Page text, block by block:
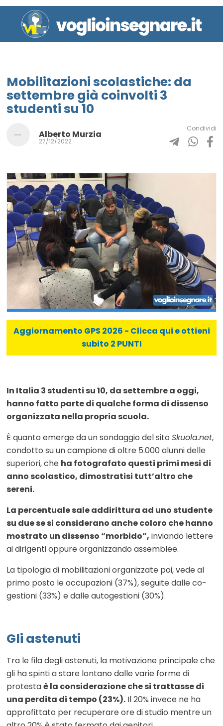
Mobilitazioni scolastiche: da
settembre già coinvolti 3
studenti su 10
Alberto Murzia
27/12/2022
Condividi
Aggiornamento GPS 2026 - Clicca qui e ottieni
subito 2 PUNTI
In Italia 3 studenti su 10, da settembre a oggi,
hanno fatto parte di qualche forma di dissenso
organizzata nella propria scuola.
È quanto emerge da un sondaggio del sito Skuola.net,
condotto su un campione di oltre 5.000 alunni delle
superiori, che ha fotografato questi primi mesi di
anno scolastico, dimostratisi tutt’altro che
sereni.
La percentuale sale addirittura ad uno studente
su due se si considerano anche coloro che hanno
mostrato un dissenso “morbido”, inviando lettere
ai dirigenti oppure organizzando assemblee.
La tipologia di mobilitazioni organizzate poi, vede al
primo posto le occupazioni (37%), seguite dalle co-
gestioni (33%) e dalle autogestioni (30%).
Gli astenuti
Tra le fila degli astenuti, la motivazione principale che
gli ha spinti a stare lontano dalle varie forme di
protestaè la considerazione che si trattasse di
una perdita di tempo (23%). Il 20% invece ne ha
approfittato per recuperare ore di studio mentre un